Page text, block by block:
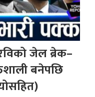
जेल ब्रेक–
बनेपछि